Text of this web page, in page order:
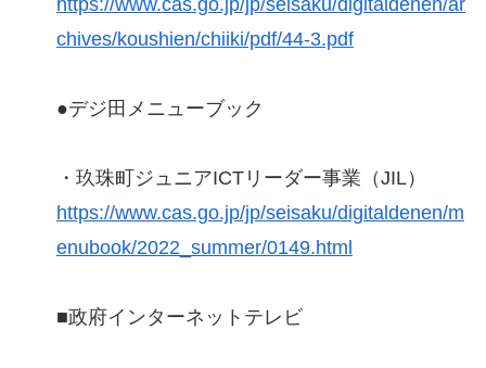
chives/koushien/chiiki/pdf/44-3.pdf
●デジ田メニューブック
・玖珠町ジュニアICTリーダー事業（JIL）
https://www.cas.go.jp/jp/seisaku/digitaldenen/m
enubook/2022_summer/0149.html
■政府インターネットテレビ